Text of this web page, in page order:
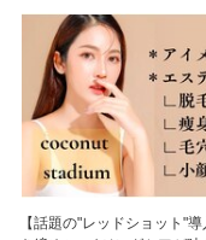
【話題の"レッドショット"